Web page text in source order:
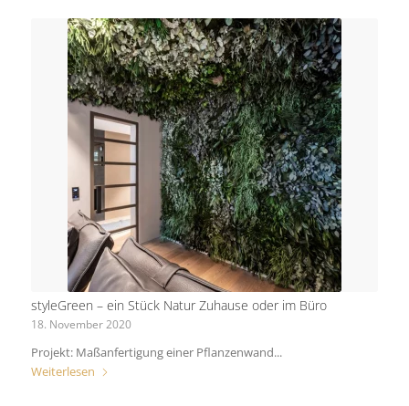
styleGreen – ein Stück Natur Zuhause oder im Büro
18. November 2020
Projekt: Maßanfertigung einer Pflanzenwand...
Weiterlesen